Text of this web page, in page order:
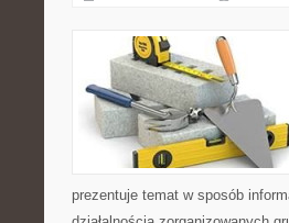
prezentuje temat w sposób